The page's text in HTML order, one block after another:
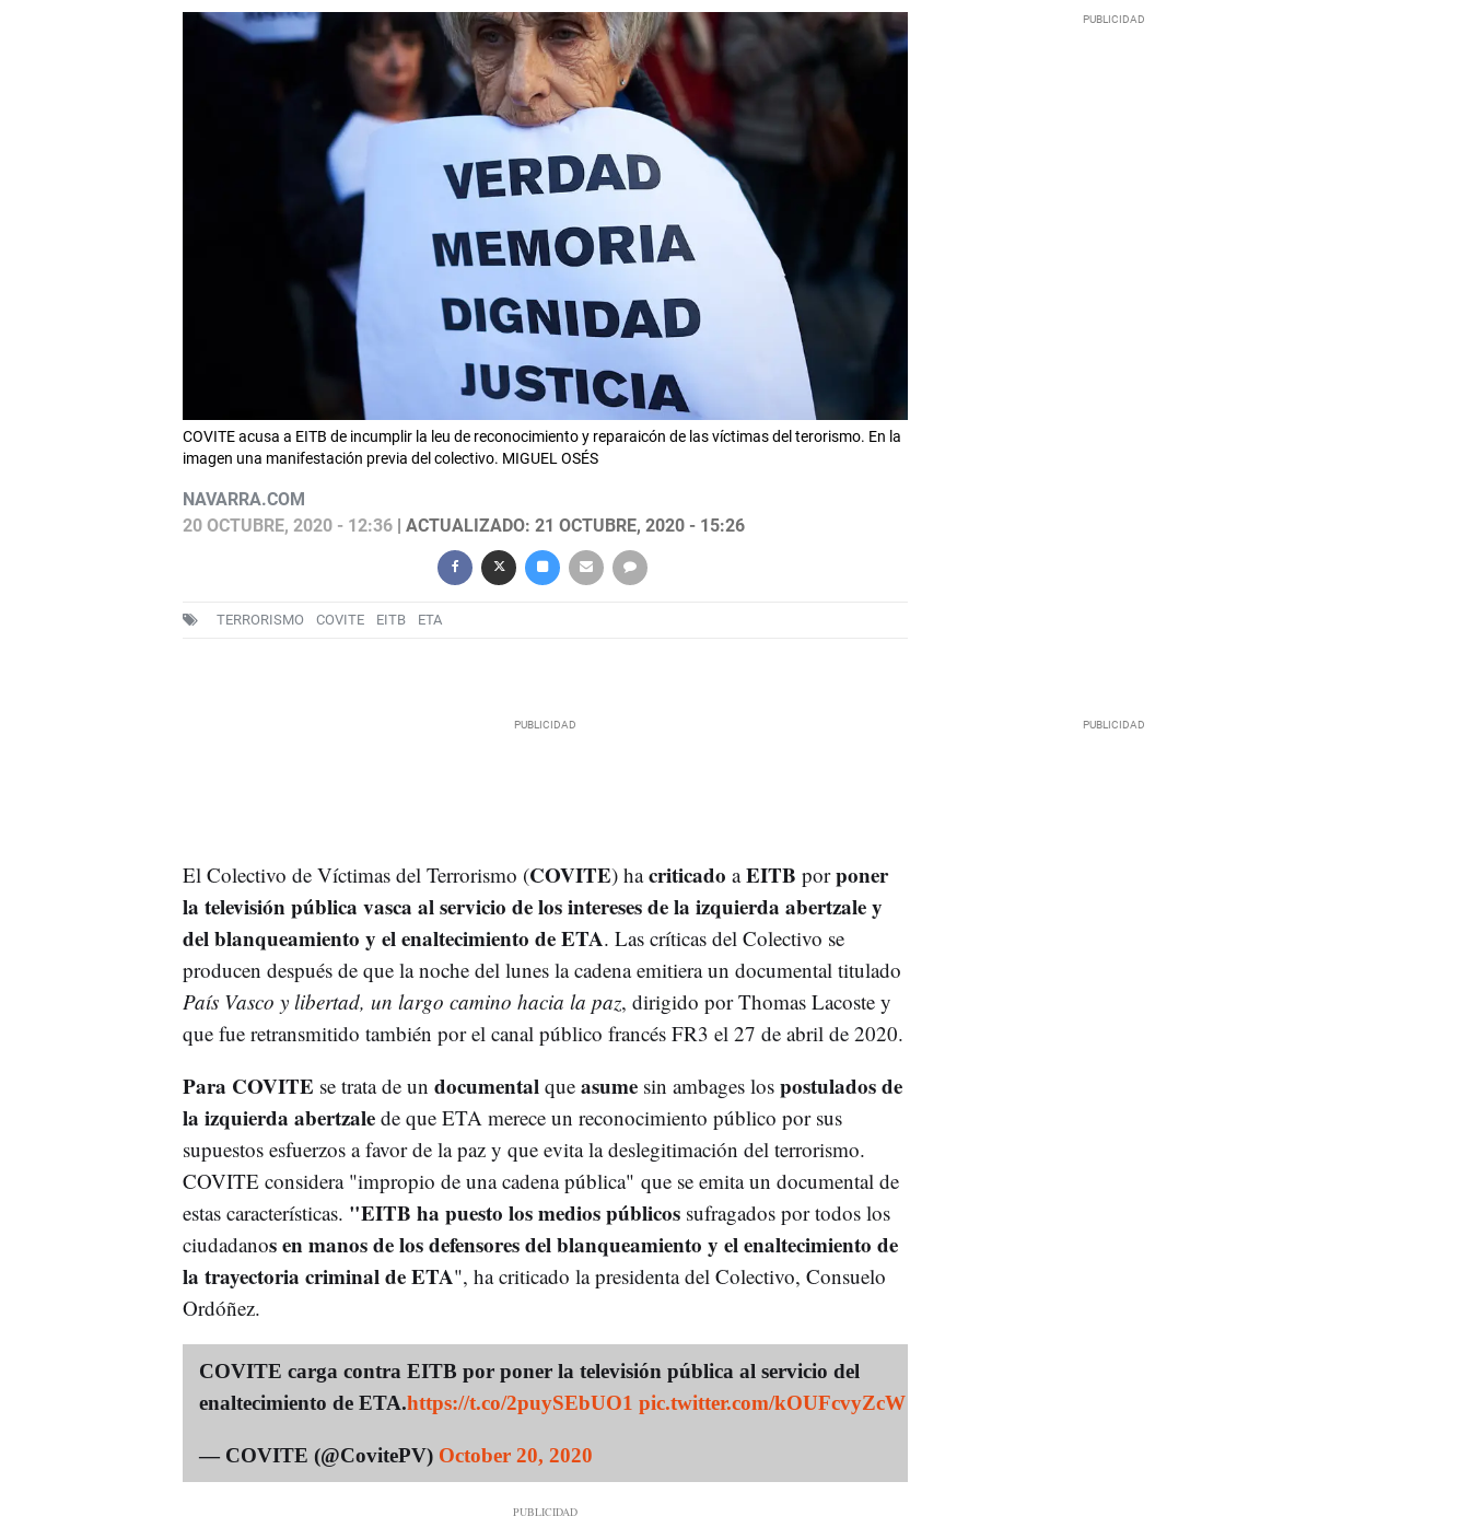
COVITE acusa a EITB de incumplir la leu de reconocimiento y reparaicón de las víctimas del terorismo. En la
imagen una manifestación previa del colectivo. MIGUEL OSÉS
NAVARRA.COM
20 OCTUBRE, 2020 - 12:36| ACTUALIZADO: 21 OCTUBRE, 2020 - 15:26
TERRORISMO COVITE EITB ETA
El Colectivo de Víctimas del Terrorismo (COVITE) hacriticado aEITB porponer
la televisión pública vasca al servicio de los intereses de la izquierda abertzale y
del blanqueamiento y el enaltecimiento de ETA. Las críticas del Colectivo se
producen después de que la noche del lunes la cadena emitiera un documental titulado
País Vasco y libertad, un largo camino hacia la paz, dirigido por Thomas Lacoste y
que fue retransmitido también por el canal público francés FR3 el 27 de abril de 2020.
Para COVITE se trata de un documental que asume sin ambages los postulados de
la izquierda abertzalede que ETA merece un reconocimiento público por sus
supuestos esfuerzos a favor de la paz y que evita la deslegitimación del terrorismo.
COVITE considera "impropio de una cadena pública" que se emita un documental de
estas características. "EITB ha puesto los medios públicossufragados por todos los
ciudadanos en manos de los defensores del blanqueamiento y el enaltecimiento de
la trayectoria criminal de ETA", ha criticado la presidenta del Colectivo, Consuelo
Ordóñez.
COVITE carga contra EITB por poner la televisión pública al servicio del
enaltecimiento de ETA.https://t.co/2puySEbUO1 pic.twitter.com/kOUFcvyZcW
— COVITE (@CovitePV) October 20, 2020